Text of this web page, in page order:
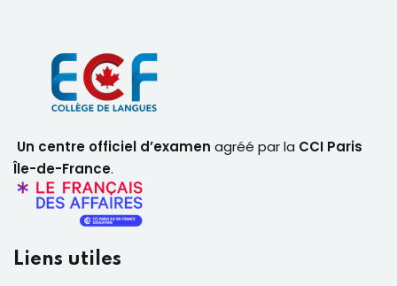
Un centre officiel d’examen agréé par la CCI Paris
Île-de-France.
Liens utiles